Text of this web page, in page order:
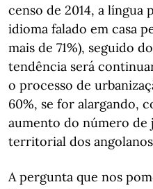
censo de 2014, a
idioma falado em casa
mais de 71%), seguido
tendência será
o processo de
60%, se for alargando,
aumento do número de
territorial dos
A pergunta que nos